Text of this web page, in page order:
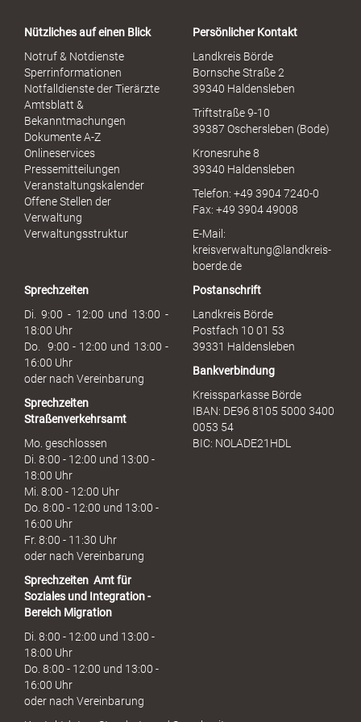
x
u
h
Nützliches auf einen Blick
Notruf & Notdienste
Sperrinformationen
Notfalldienste der Tierärzte
Amtsblatt &
Bekanntmachungen
Dokumente A-Z
Onlineservices
Pressemitteilungen
Veranstaltungskalender
Offene Stellen der
Verwaltung
Verwaltungsstruktur
Persönlicher Kontakt
Landkreis Börde
Bornsche Straße 2
39340 Haldensleben
Triftstraße 9-10
39387 Oschersleben (Bode)
Kronesruhe 8
39340 Haldensleben
Telefon: +49 3904 7240-0
Fax: +49 3904 49008
E-Mail:
kreisverwaltung@landkreis-
boerde.de
Sprechzeiten
Di. 9:00 - 12:00 und 13:00 -
18:00 Uhr
Do. 9:00 - 12:00 und 13:00 -
16:00 Uhr
oder nach Vereinbarung
Sprechzeiten
Straßenverkehrsamt
Mo. geschlossen
Di. 8:00 - 12:00 und 13:00 -
18:00 Uhr
Mi. 8:00 - 12:00 Uhr
Do. 8:00 - 12:00 und 13:00 -
16:00 Uhr
Fr. 8:00 - 11:30 Uhr
oder nach Vereinbarung
Sprechzeiten Amt für
Soziales und Integration -
Bereich Migration
Di. 8:00 - 12:00 und 13:00 -
18:00 Uhr
Do. 8:00 - 12:00 und 13:00 -
16:00 Uhr
oder nach Vereinbarung
Postanschrift
Landkreis Börde
Postfach 10 01 53
39331 Haldensleben
Bankverbindung
Kreissparkasse Börde
IBAN: DE96 8105 5000 3400
0053 54
BIC: NOLADE21HDL